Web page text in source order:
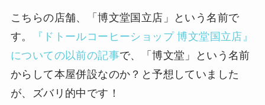
こちらの店舗、「博文堂国立店」という名前で
す。
『ドトールコーヒーショップ 博文堂国立店』
についての以前の記事で、「博文堂」という名前
からして本屋併設なのか？と予想していました
が、ズバリ的中です！